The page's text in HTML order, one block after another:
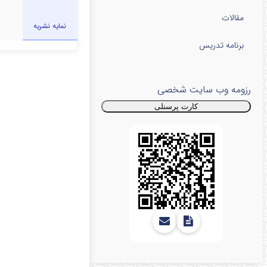
مقالات
برنامه تدریس
رزومه وب سایت شخصی
کارت پرسنلی
نمایه نشریه